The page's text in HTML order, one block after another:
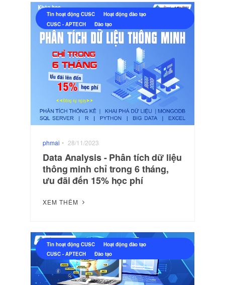
Tin hoạt động CUSC
Hoạt động đào tạo
CUSC - APTECH
Đào tạo
phmai • 28/11/2023
Data Analysis - Phân tích dữ liệu
thông minh chỉ trong 6 tháng,
ưu đãi đến 15% học phí
XEM THÊM
Tin hoạt động CUSC
Hoạt động đào tạo
CUSC - APTECH
Đào tạo